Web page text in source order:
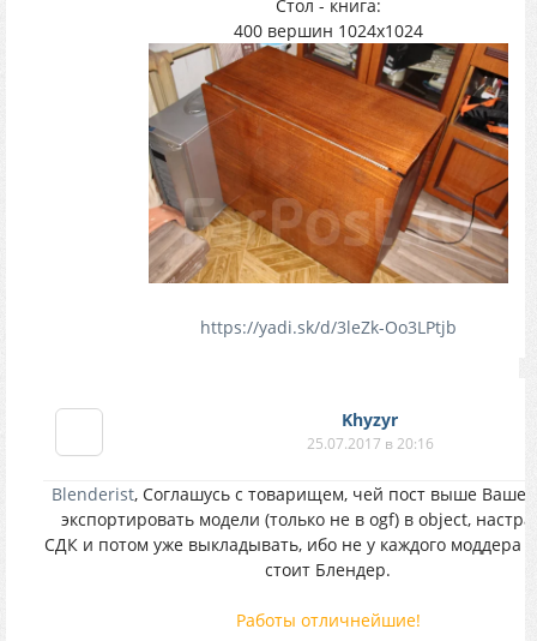
Стол - книга:
400 вершин 1024х1024
https://yadi.sk/d/3leZk-Oo3LPtjb
Khyzyr
25.07.2017 в 20:16
Blenderist, Соглашусь с товарищем, чей пост выше
экспортировать модели (только не в ogf) в object,
СДК и потом уже выкладывать, ибо не у каждого моддера
стоит Блендер.
Работы отличнейшие!